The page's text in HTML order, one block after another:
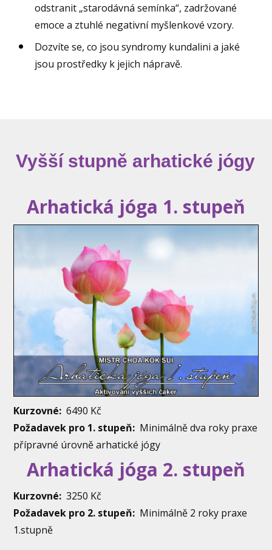
odstranit „starodávná semínka“, zadržované
emoce a ztuhlé negativní myšlenkové vzory.
Dozvíte se, co jsou syndromy kundalini a jaké
jsou prostředky k jejich nápravě.
Vyšší stupně arhatické jógy
Arhatická jóga 1. stupeň
Kurzovné: 6490 Kč
Požadavek pro 1. stupeň: Minimálně dva roky praxe
přípravné úrovně arhatické jógy
Arhatická jóga 2. stupeň
Kurzovné: 3250 Kč
Požadavek pro 2. stupeň: Minimálně 2 roky praxe
1.stupně